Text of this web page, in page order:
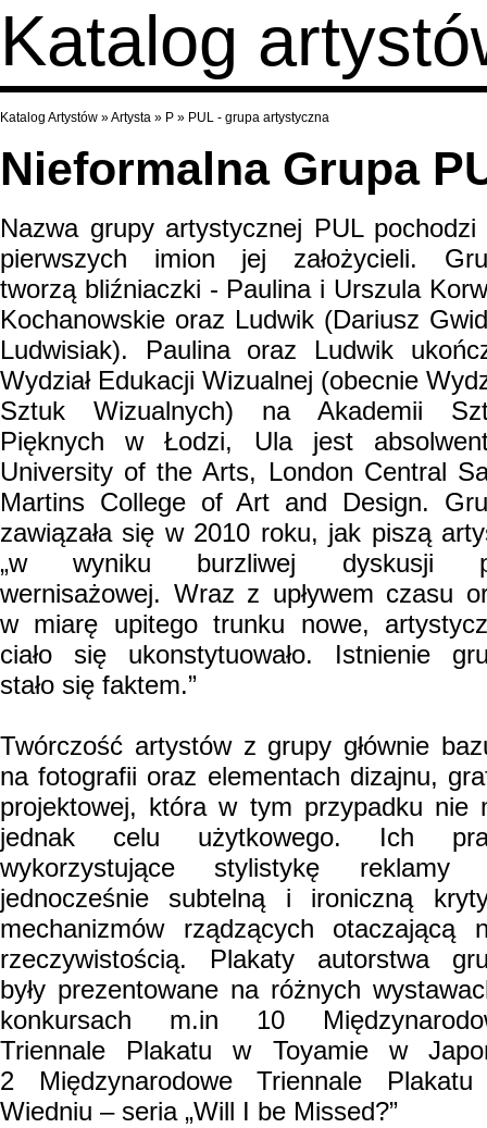
Katalog
Katalog Artystów »Artysta » P » PUL - grupa artystyczna
Nieformalna Grupa
Nazwa grupy artystycznej PUL pochodzi
pierwszych imion jej założycieli.
tworzą bliźniaczki - Paulina i Urszula
Kochanowskie oraz Ludwik (Dariusz
Ludwisiak). Paulina oraz Ludwik
Wydział Edukacji Wizualnej (obecnie
Sztuk Wizualnych) na Akademii
Pięknych w Łodzi, Ula jest
University of the Arts, London Central
Martins College of Art and Design.
zawiązała się w 2010 roku, jak piszą
„w wyniku burzliwej dyskusji
wernisażowej. Wraz z upływem czasu
w miarę upitego trunku nowe,
ciało się ukonstytuowało. Istnienie
stało się faktem.”
Twórczość artystów z grupy głównie
na fotografii oraz elementach dizajnu,
projektowej, która w tym przypadku nie
jednak celu użytkowego. Ich
wykorzystujące stylistykę reklamy
jednocześnie subtelną i ironiczną
mechanizmów rządzących otaczającą
rzeczywistością. Plakaty autorstwa
były prezentowane na różnych
konkursach m.in 10
Triennale Plakatu w Toyamie w
2 Międzynarodowe Triennale
Wiedniu – seria „Will I be Missed?”